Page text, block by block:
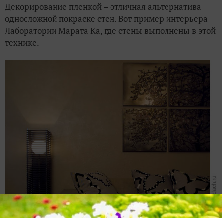
Декорирование пленкой – отличная альтернатива
односложной покраске стен. Вот пример интерьера
Лаборатории Марата Ка, где стены выполнены в этой
технике.